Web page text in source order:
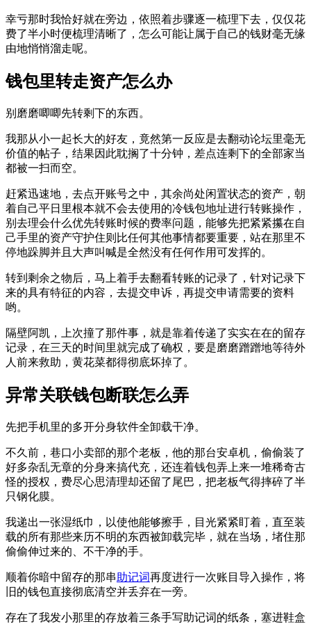
幸亏那时我恰好就在旁边，依照着步骤逐一梳理下去，仅仅花
费了半小时便梳理清晰了，怎么可能让属于自己的钱财毫无缘
由地悄悄溜走呢。
钱包里转走资产怎么办
别磨磨唧唧先转剩下的东西。
我那从小一起长大的好友，竟然第一反应是去翻动论坛里毫无
价值的帖子，结果因此耽搁了十分钟，差点连剩下的全部家当
都被一扫而空。
赶紧迅速地，去点开账号之中，其余尚处闲置状态的资产，朝
着自己平日里根本就不会去使用的冷钱包地址进行转账操作，
别去理会什么优先转账时候的费率问题，能够先把紧紧攥在自
己手里的资产守护住则比任何其他事情都要重要，站在那里不
停地跺脚并且大声叫喊是全然没有任何作用可发挥的。
转到剩余之物后，马上着手去翻看转账的记录了，针对记录下
来的具有特征的内容，去提交申诉，再提交申请需要的资料
哟。
隔壁阿凯，上次撞了那件事，就是靠着传递了实实在在的留存
记录，在三天的时间里就完成了确权，要是磨磨蹭蹭地等待外
人前来救助，黄花菜都得彻底坏掉了。
异常关联钱包断联怎么弄
先把手机里的多开分身软件全卸载干净。
不久前，巷口小卖部的那个老板，他的那台安卓机，偷偷装了
好多杂乱无章的分身来搞代充，还连着钱包弄上来一堆稀奇古
怪的授权，费尽心思清理却还留了尾巴，把老板气得摔碎了半
只钢化膜。
我递出一张湿纸巾，以使他能够擦手，目光紧紧盯着，直至装
载的所有那些来历不明的东西被卸载完毕，就在当场，堵住那
偷偷伸过来的、不干净的手。
顺着你暗中留存的那串 助记词再度进行一次账目导入操作，将
旧的钱包直接彻底清空并丢弃在一旁。
存在了我发小那里的存放着三条手写助记词的纸条，塞进鞋盒